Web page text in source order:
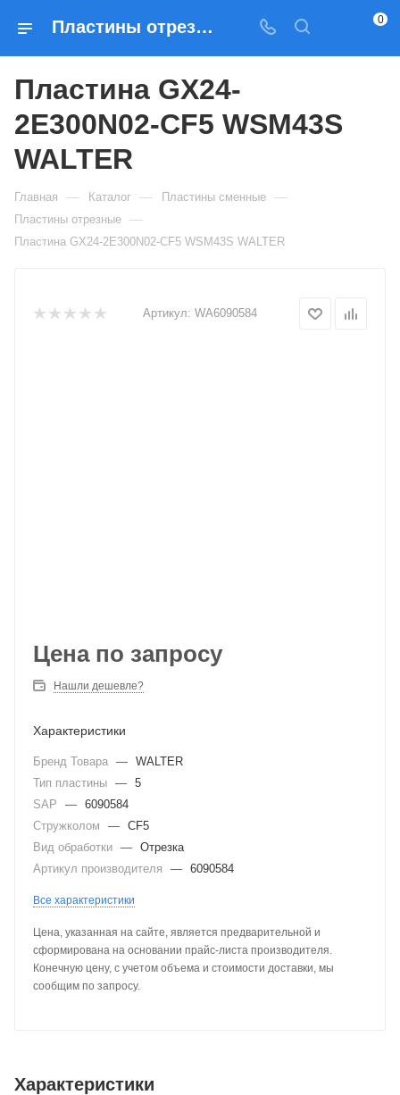
Пластины отрезные Пластина GX24-2E300N02-CF5 WSM43S WALTER — купить по выгодным ценам в Москве 0
Пластина GX24-
2E300N02-CF5 WSM43S
WALTER
Главная — Каталог — Пластины сменные —
Пластины отрезные —
Пластина GX24-2E300N02-CF5 WSM43S WALTER
Артикул: WA6090584
Цена по запросу
Нашли дешевле?
Характеристики
Бренд Товара — WALTER
Тип пластины — 5
SAP
— 6090584
Стружколом
— CF5
Вид обработки — Отрезка
Артикул производителя
— 6090584
Все характеристики
Цена, указанная на сайте, является предварительной и
сформирована на основании прайс-листа производителя.
Конечную цену, с учетом объема и стоимости доставки, мы
сообщим по запросу.
Характеристики